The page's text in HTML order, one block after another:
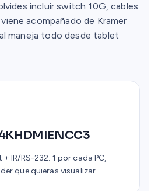
incluir switch 10G, cables
acompañado de Kramer
maneja todo desde tablet
IR/RS-232. 1 por cada PC,
que quieras visualizar.